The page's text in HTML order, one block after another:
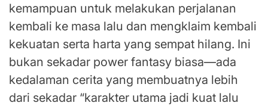
kemampuan untuk melakukan perjalanan
kembali ke masa lalu dan mengklaim kembali
kekuatan serta harta yang sempat hilang. Ini
bukan sekadar power fantasy biasa—ada
kedalaman cerita yang membuatnya lebih
dari sekadar “karakter utama jadi kuat lalu